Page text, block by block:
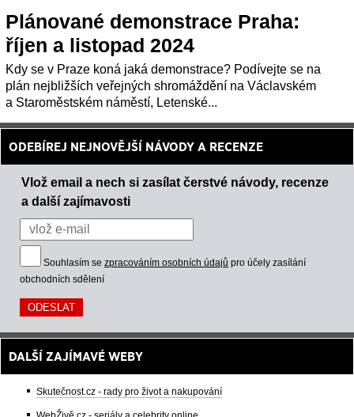
Plánované demonstrace Praha:
říjen a listopad 2024
Kdy se v Praze koná jaká demonstrace? Podívejte se na
plán nejbližších veřejných shromáždění na Václavském
a Staroměstském náměstí, Letenské...
ODEBÍREJ NEJNOVĚJŠÍ NÁVODY A RECENZE
Vlož email a nech si zasílat čerstvé návody, recenze
a další zajímavosti
Souhlasím se zpracováním osobních údajů pro účely zasílání
obchodních sdělení
DALŠÍ ZAJÍMAVÉ WEBY
Skutečnost.cz - rady pro život a nakupování